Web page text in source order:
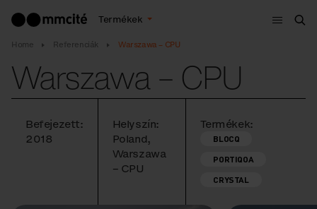
Termékek
Menü
Home Referenciák Warszawa – CPU
Warszawa – CPU
Befejezett:
2018
Helyszín:
Poland,
Warszawa
– CPU
Termékek:
BLOCQ
PORTIQOA
CRYSTAL